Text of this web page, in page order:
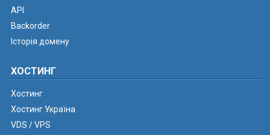
API
Backorder
Історія домену
ХОСТИНГ
Хостинг
Хостинг Україна
VDS / VPS